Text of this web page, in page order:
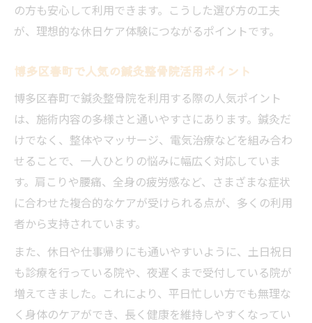
の方も安心して利用できます。こうした選び方の工夫
が、理想的な休日ケア体験につながるポイントです。
博多区春町で人気の鍼灸整骨院活用ポイント
博多区春町で鍼灸整骨院を利用する際の人気ポイント
は、施術内容の多様さと通いやすさにあります。鍼灸だ
けでなく、整体やマッサージ、電気治療などを組み合わ
せることで、一人ひとりの悩みに幅広く対応していま
す。肩こりや腰痛、全身の疲労感など、さまざまな症状
に合わせた複合的なケアが受けられる点が、多くの利用
者から支持されています。
また、休日や仕事帰りにも通いやすいように、土日祝日
も診療を行っている院や、夜遅くまで受付している院が
増えてきました。これにより、平日忙しい方でも無理な
く身体のケアができ、長く健康を維持しやすくなってい